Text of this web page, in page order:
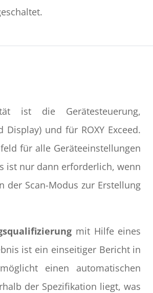
ist die Gerätesteuerung,
und für ROXY Exceed.
für alle Geräteeinstellungen
ist nur dann erforderlich, wenn
der Scan-Modus zur Erstellung
mit Hilfe eines
ist ein einseitiger Bericht in
einen automatischen
der Spezifikation liegt, was